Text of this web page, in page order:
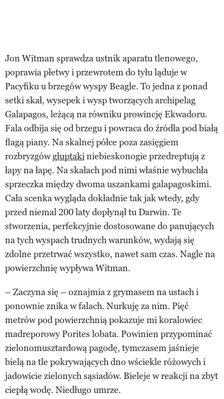
Jon Witman sprawdza ustnik aparatu tlenowego,
poprawia płetwy i przewrotem do tyłu ląduje w
Pacyfiku u brzegów wyspy Beagle. To jedna z ponad
setki skał, wysepek i wysp tworzących archipelag
Galapagos, leżącą na równiku prowincję Ekwadoru.
Fala odbija się od brzegu i powraca do źródła pod białą
flagą piany. Na skalnej półce poza zasięgiem
rozbryzgówgłuptakiniebieskonogie przedreptują z
łapy na łapę. Na skałach pod nimi właśnie wybuchła
sprzeczka między dwoma uszankami galapagoskimi.
Cała scenka wygląda dokładnie tak jak wtedy, gdy
przed niemal 200 laty dopłynął tu Darwin. Te
stworzenia, perfekcyjnie dostosowane do panujących
na tych wyspach trudnych warunków, wydają się
zdolne przetrwać wszystko, nawet sam czas. Nagle na
powierzchnię wypływa Witman.
– Zaczyna się – oznajmia z grymasem na ustach i
ponownie znika w falach. Nurkuję za nim. Pięć
metrów pod powierzchnią pokazuje mi koralowiec
madreporowy Porites lobata. Powinien przypominać
zielonomusztardową pagodę, tymczasem jaśnieje
bielą na tle pokrywających dno wściekle różowych i
jadowicie zielonych sąsiadów. Bieleje w reakcji na zbyt
ciepłą wodę. Niedługo umrze.